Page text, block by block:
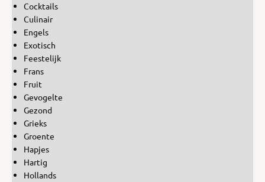
Cocktails
Culinair
Engels
Exotisch
Feestelijk
Frans
Fruit
Gevogelte
Gezond
Grieks
Groente
Hapjes
Hartig
Hollands